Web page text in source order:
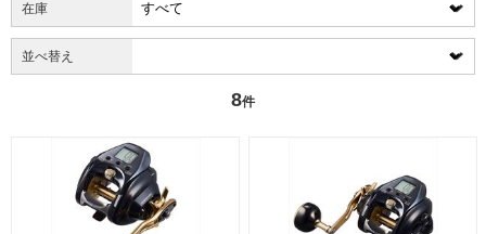
在庫
並べ替え
8件